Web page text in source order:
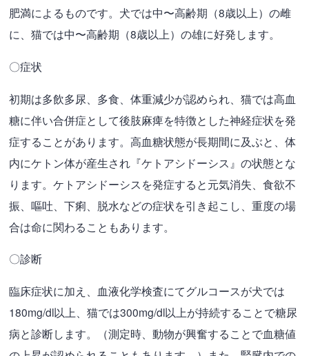
肥満によるものです。犬では中〜高齢期（8歳以上）の雌
に、猫では中〜高齢期（8歳以上）の雄に好発します。
〇症状
初期は多飲多尿、多食、体重減少が認められ、猫では高血
糖に伴い合併症として後肢麻痺を特徴とした神経症状を発
症することがあります。高血糖状態が長期間に及ぶと、体
内にケトン体が産生され『ケトアシドーシス』の状態とな
ります。ケトアシドーシスを発症すると元気消失、食欲不
振、嘔吐、下痢、脱水などの症状を引き起こし、重度の場
合は命に関わることもあります。
〇診断
臨床症状に加え、血液化学検査にてグルコースが犬では
180mg/dl以上、猫では300mg/dl以上が持続することで糖尿
病と診断します。（測定時、動物が興奮することで血糖値